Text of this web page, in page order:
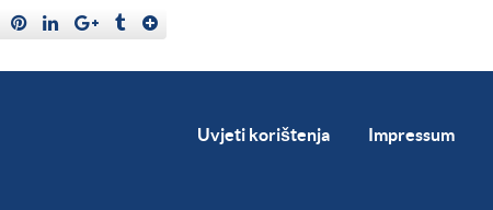
Uvjeti korištenja Impressum